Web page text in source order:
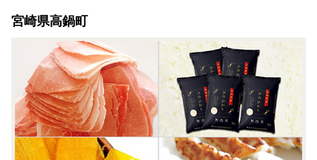
宮崎県高鍋町